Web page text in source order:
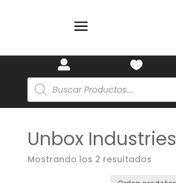
a
 
Búsqueda
de
productos
Unbox Industries
Mostrando los 2 resultados